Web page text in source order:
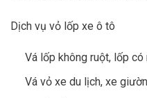
Dịch vụ vỏ lốp xe ô tô
Vá lốp không ruột, lốp
Vá vỏ xe du lịch, xe